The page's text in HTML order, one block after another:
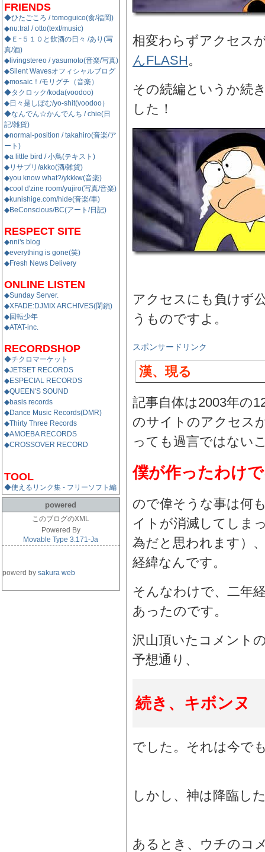
相変わらずアクセス
んFLASH。
その続編というか続
した！
アクセスにも負けず
うものですよ。
スポンサードリンク
漢、現る
記事自体は2003年の
のサイトのアクセス
っても過言ではない
僕が作ったわけ
ので偉そうな事は何
イトが消滅してしま
為だと思われます）
経緯なんです。
そんなわけで、二年
あったのです。
沢山頂いたコメント
予想通り、
続き、キボンヌ
でした。それは今で
しかし、神は降臨し
あるとき、ウチのコ
FRIENDS
◆ひたごころ / tomoguico(食/福岡)
◆nu:tral / otto(text/music)
◆Ｅｰ５１０と飲酒の日々 /あり(写
真/酒)
◆livingstereo / yasumoto(音楽/写真)
◆Silent Wavesオフィシャルブログ
◆mosaic！/モリグチ（音楽）
◆タクロック/koda(voodoo)
◆日々是しぼむ/yo-shit(voodoo）
◆なんでん☆かんでんち / chie(日
記/雑貨)
◆normal-position / takahiro(音楽/ア
ート)
◆a little bird / 小鳥(テキスト)
◆リサプリ/akko(酒/雑貨)
◆you know what?/ykkkw(音楽)
◆cool d'zine room/yujiro(写真/音楽)
◆kunishige.com/hide(音楽/車)
◆BeConscious/BC(アート/日記)
RESPECT SITE
◆nni's blog
◆everything is gone(笑)
◆Fresh News Delivery
ONLINE LISTEN
◆Sunday Server.
◆XFADE:DJMIX ARCHIVES(閉鎖)
◆回転少年
◆ATAT-inc.
RECORDSHOP
◆チクロマーケット
◆JETSET RECORDS
◆ESPECIAL RECORDS
◆QUEEN'S SOUND
◆basis records
◆Dance Music Records(DMR)
◆Thirty Three Records
◆AMOEBA RECORDS
◆CROSSOVER RECORD
TOOL
◆使えるリンク集 - フリーソフト編
powered
このブログのXML
Powered By
Movable Type 3.171-Ja
powerd by sakura web